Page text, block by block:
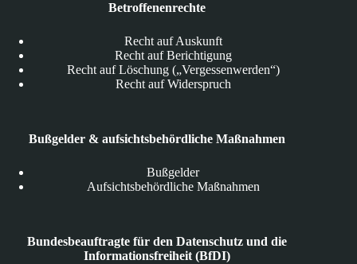
Betroffenenrechte
Recht auf Auskunft
Recht auf Berichtigung
Recht auf Löschung („Vergessenwerden“)
Recht auf Widerspruch
Bußgelder & aufsichtsbehördliche Maßnahmen
Bußgelder
Aufsichtsbehördliche Maßnahmen
Bundesbeauftragte für den Datenschutz und die
Informationsfreiheit (BfDI)